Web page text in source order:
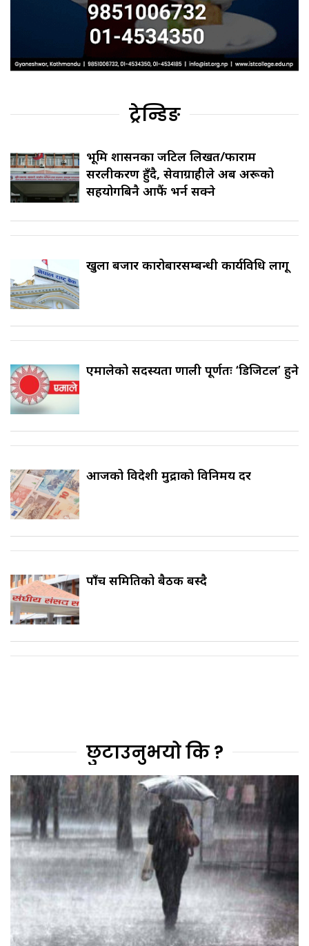
ट्रेन्डिङ
भूमि प्रशासनका जटिल लिखत/फाराम
सरलीकरण हुँदै, सेवाग्राहीले अब अरूको
सहयोगबिनै आफैं भर्न सक्ने
खुला बजार कारोबारसम्बन्धी कार्यविधि लागू
एमालेको सदस्यता प्रणाली पूर्णतः ‘डिजिटल’ हुने
आजको विदेशी मुद्राको विनिमय दर
पाँच समितिको बैठक बस्दै
छुटाउनुभयो कि ?